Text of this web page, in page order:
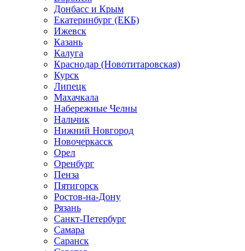
Донбасс и Крым
Екатеринбург (ЕКБ)
Ижевск
Казань
Калуга
Краснодар (Новотитаровская)
Курск
Липецк
Махачкала
Набережные Челны
Нальчик
Нижний Новгород
Новочеркасск
Орел
Оренбург
Пенза
Пятигорск
Ростов-на-Дону
Рязань
Санкт-Петербург
Самара
Саранск